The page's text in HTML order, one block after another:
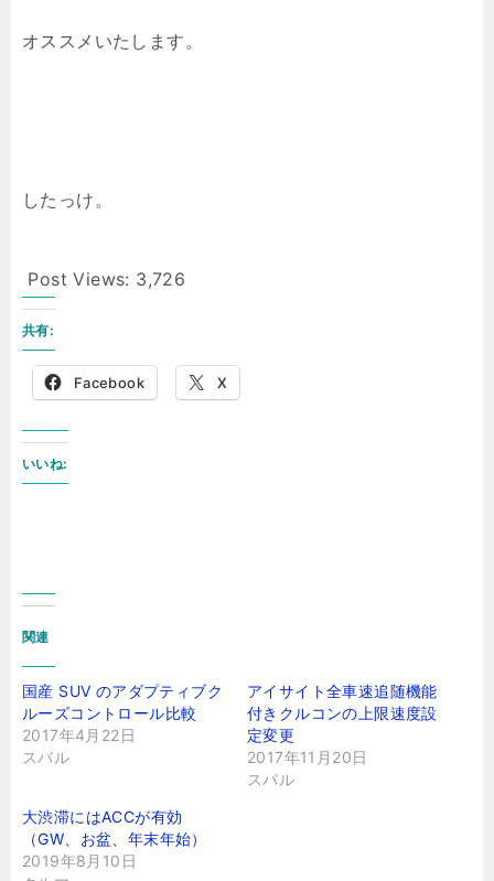
オススメいたします。
したっけ。
Post Views: 3,726
共有:
Facebook X
いいね:
関連
国産 SUV のアダプティブク
ルーズコントロール比較
2017年4月22日
スバル
アイサイト全車速追随機能
付きクルコンの上限速度設
定変更
2017年11月20日
スバル
大渋滞にはACCが有効
（GW、お盆、年末年始）
2019年8月10日